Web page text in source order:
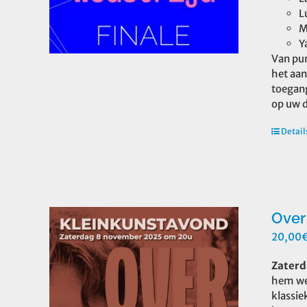
Van
het
op uw
20,00
hem